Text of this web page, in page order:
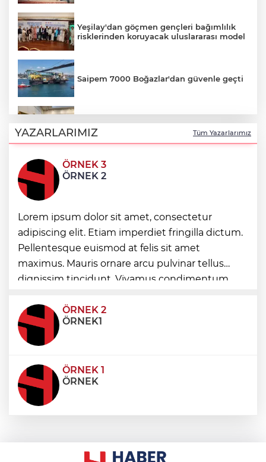
Yeşilay'dan göçmen gençleri bağımlılık
risklerinden koruyacak uluslararası model
Saipem 7000 Boğazlar'dan güvenle geçti
Çarşısı’nda hayat buldu
Karabağlar Zabıtası'nda aday memurlar
yemin etti
COP31 için kritik hamle... Kyoto ve Paris
süreçleri Türkiye’de yönetilecek
çocuğu spora ve sosyal faaliyetlere
yönlendirdi
YAZARLARIMIZ Tüm Yazarlarımız
ÖRNEK 3
ÖRNEK 2
Lorem ipsum dolor sit amet, consectetur
adipiscing elit. Etiam imperdiet fringilla dictum.
Pellentesque euismod at felis sit amet
maximus. Mauris ornare arcu pulvinar tellus
dignissim tincidunt. Vivamus condimentum
condimentum eros et, faucibus sapien. Praese
ÖRNEK 2
ÖRNEK1
ÖRNEK 1
ÖRNEK